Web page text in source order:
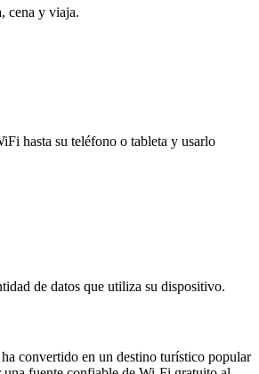
cena y viaja.
hasta su teléfono o tableta y usarlo
de datos que utiliza su dispositivo.
convertido en un destino turístico popular